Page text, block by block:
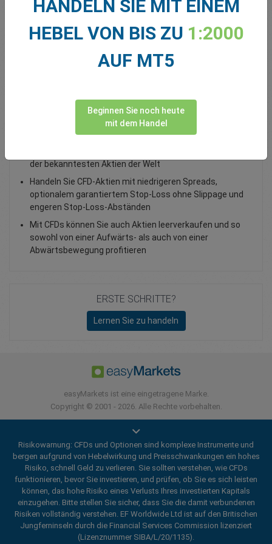
Handeln Sie Aktien der Volkswagen AG VOW
Die Volkswagen AG ist ein Automobilhersteller, der
sowohl Personen- als auch Nutzfahrzeuge produziert
der bekanntesten Aktien der Welt
Handeln Sie CFD-Aktien mit niedrigeren Spreads,
optionalem garantiertem Stop-Loss ohne Slippage und
engeren Stop-Loss-Abständen
Mit CFDs können Sie auch Aktien leerverkaufen und so
sowohl von einer Aufwärts- als auch von einer
Abwärtsbewegung profitieren
ERSTE SCHRITTE?
Lernen Sie zu handeln
easyMarkets ist eine eingetragene Marke.
Copyright © 2001 - 2026. Alle Rechte vorbehalten.
HANDELN SIE MIT EINEM
HEBEL VON BIS ZU 1:2000
AUF MT5
Beginnen Sie noch heute
mit dem Handel
Risikowarnung: CFDs und Optionen sind komplexe Instrumente und
bergen aufgrund von Hebelwirkung und Preisschwankungen ein hohes
Risiko, schnell Geld zu verlieren. Sie sollten verstehen, wie CFDs
funktionieren, bevor Sie investieren, und prüfen, ob Sie es sich leisten
können, das hohe Risiko eines Verlusts Ihres investierten Kapitals
einzugehen. Bitte stellen Sie sicher, dass Sie die damit verbundenen
Risiken vollständig verstehen. EF Worldwide Ltd ist auf den Britischen
Jungferninseln durch die Financial Services Commission lizenziert
(Lizenznummer SIBA/L/20/1135).